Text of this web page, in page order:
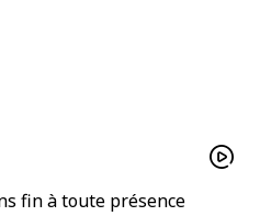
fin à toute présence